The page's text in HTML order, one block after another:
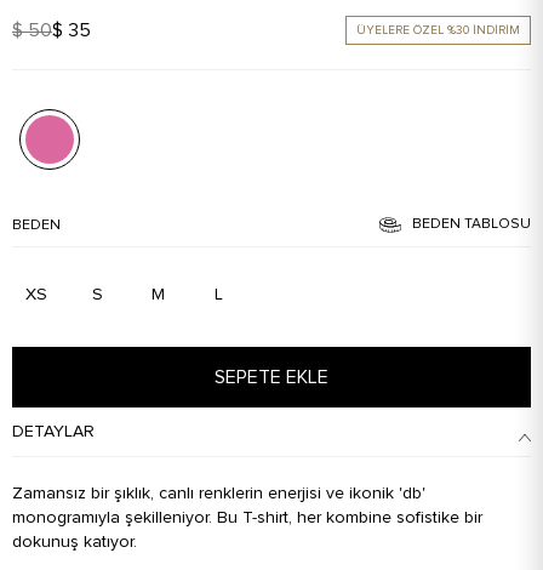
$ 50$ 35 ÜYELERE ÖZEL %30 İNDİRİM
BEDEN BEDEN TABLOSU
XS S M L
SEPETE EKLE
DETAYLAR
Zamansız bir şıklık, canlı renklerin enerjisi ve ikonik 'db'
monogramıyla şekilleniyor. Bu T-shirt, her kombine sofistike bir
dokunuş katıyor.